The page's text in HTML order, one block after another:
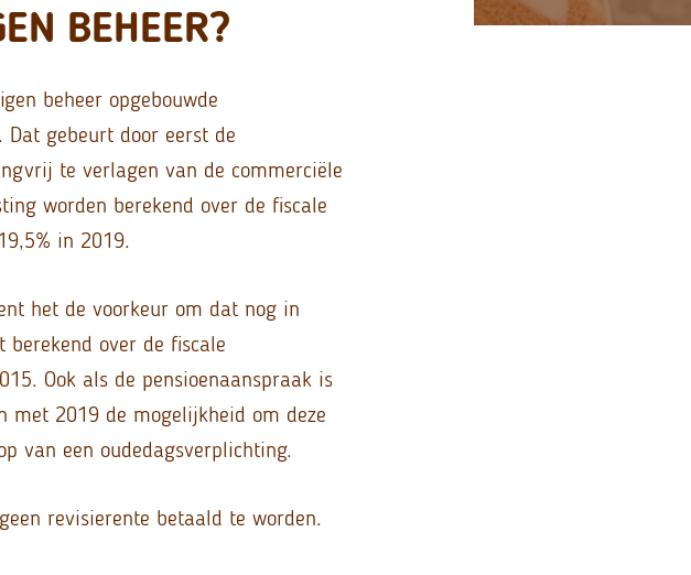
BEHEER?
beheer opgebouwde
gebeurt door eerst de
te verlagen van de commerciële
worden berekend over de fiscale
in 2019.
het de voorkeur om dat nog in
over de fiscale
Ook als de pensioenaanspraak is
met 2019 de mogelijkheid om deze
van een oudedagsverplichting.
revisierente betaald te worden.